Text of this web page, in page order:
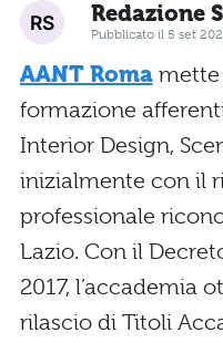
Redazione
Pubblicato il 5 set
AANT Romamette
formazione
Interior Design,
inizialmente con il
professionale
Lazio. Con il
2017, l’accademia
rilascio di Titoli